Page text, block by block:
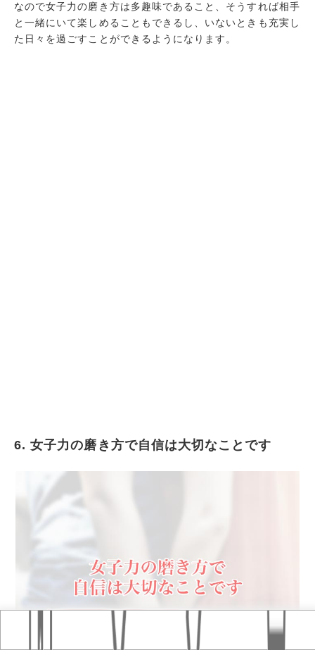
なので女子力の磨き方は多趣味であること、そうすれば相手
と一緒にいて楽しめることもできるし、いないときも充実し
た日々を過ごすことができるようになります。
6. 女子力の磨き方で自信は大切なことです
おすすめ記事